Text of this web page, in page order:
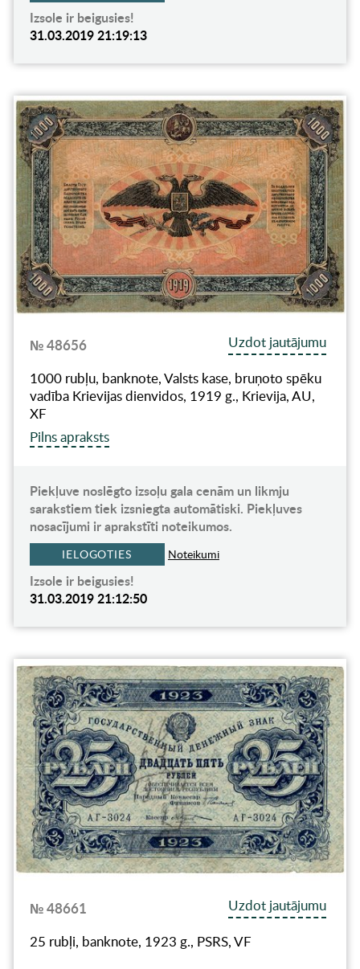
Izsole ir beigusies!
31.03.2019 21:19:13
№ 48656
Uzdot jautājumu
1000 rubļu, banknote, Valsts kase, bruņoto spēku
vadība Krievijas dienvidos, 1919 g., Krievija, AU,
XF
Pilns apraksts
Piekļuve noslēgto izsoļu gala cenām un likmju
sarakstiem tiek izsniegta automātiski. Piekļuves
nosacījumi ir aprakstīti noteikumos.
IELOGOTIES Noteikumi
Izsole ir beigusies!
31.03.2019 21:12:50
№ 48661
Uzdot jautājumu
25 rubļi, banknote, 1923 g., PSRS, VF